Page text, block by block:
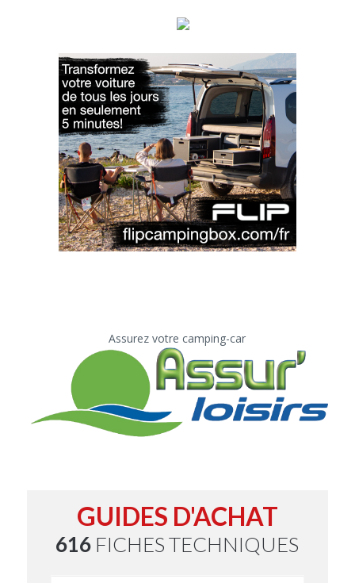
Assurez votre camping-car
GUIDES D'ACHAT
616 FICHES TECHNIQUES